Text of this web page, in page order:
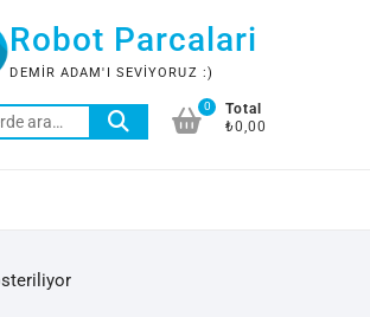
Robot Parcalari
DEMIR ADAM'I SEVIYORUZ :)
Ara:
0
Total
₺0,00
En